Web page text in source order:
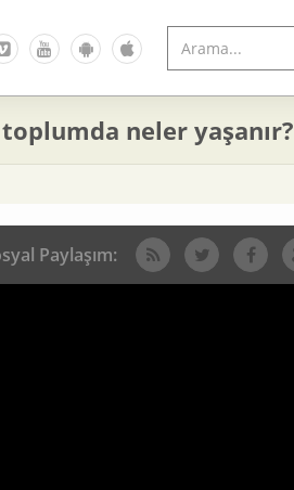
neler yaşanır?
Paylaşım: